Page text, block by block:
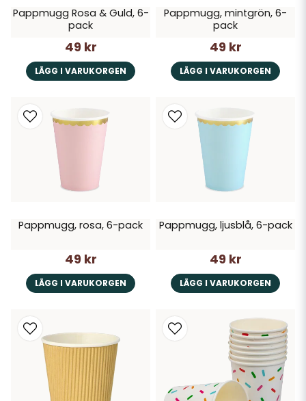
Pappmugg Rosa & Guld, 6-
pack
49 kr
LÄGG I VARUKORGEN
Pappmugg, mintgrön, 6-
pack
49 kr
LÄGG I VARUKORGEN
Pappmugg, rosa, 6-pack
49 kr
LÄGG I VARUKORGEN
Pappmugg, ljusblå, 6-pack
49 kr
LÄGG I VARUKORGEN